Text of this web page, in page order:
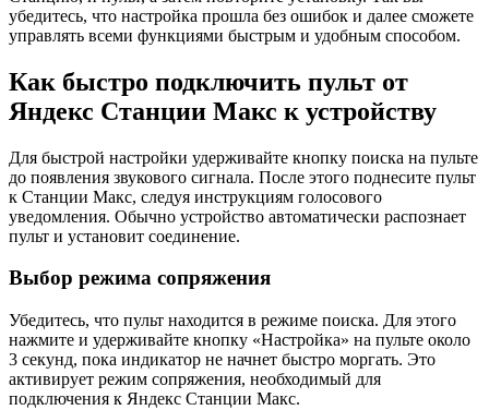
убедитесь, что настройка прошла без ошибок и далее сможете
управлять всеми функциями быстрым и удобным способом.
Как быстро подключить пульт от
Яндекс Станции Макс к устройству
Для быстрой настройки удерживайте кнопку поиска на пульте
до появления звукового сигнала. После этого поднесите пульт
к Станции Макс, следуя инструкциям голосового
уведомления. Обычно устройство автоматически распознает
пульт и установит соединение.
Выбор режима сопряжения
Убедитесь, что пульт находится в режиме поиска. Для этого
нажмите и удерживайте кнопку «Настройка» на пульте около
3 секунд, пока индикатор не начнет быстро моргать. Это
активирует режим сопряжения, необходимый для
подключения к Яндекс Станции Макс.